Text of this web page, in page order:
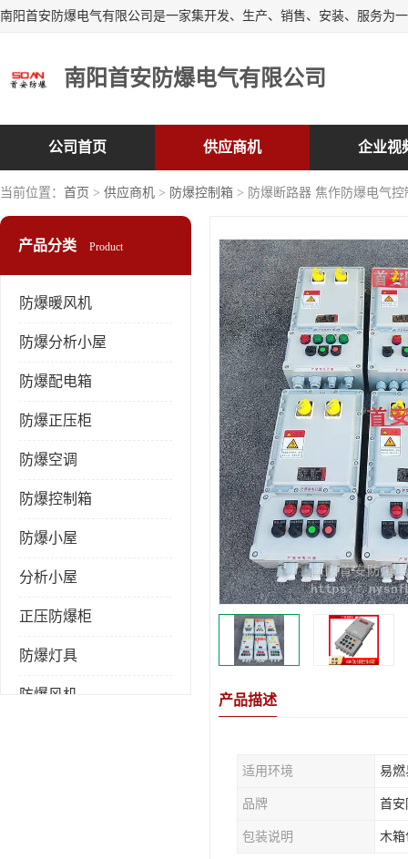
南阳首安防爆电气有限公司
公司首页 供应商机 企业视
当前位置： 首页 > 供应商机 > 防爆控制箱 > 防爆断路器 焦作防爆电气控
产品分类 Product
防爆暖风机
防爆分析小屋
防爆配电箱
防爆正压柜
防爆空调
防爆控制箱
防爆小屋
分析小屋
正压防爆柜
防爆灯具
防爆风机 产品描述
适用环境 易燃
品牌 首安
包装说明 木箱